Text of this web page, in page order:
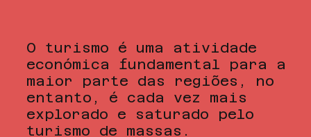
O turismo é uma atividade
económica fundamental para a
maior parte das regiões, no
entanto, é cada vez mais
explorado e saturado pelo
turismo de massas.